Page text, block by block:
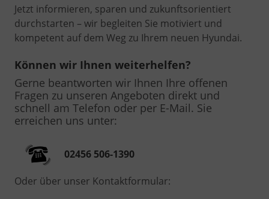
Jetzt informieren, sparen und zukunftsorientiert
durchstarten – wir begleiten Sie motiviert und
kompetent auf dem Weg zu Ihrem neuen Hyundai.
Können wir Ihnen weiterhelfen?
Gerne beantworten wir Ihnen Ihre offenen
Fragen zu unseren Angeboten direkt und
schnell am Telefon oder per E-Mail. Sie
erreichen uns unter:
02456 506-1390
Oder über unser Kontaktformular: